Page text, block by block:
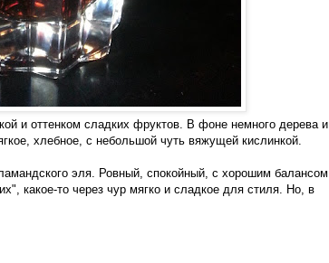
и оттенком сладких фруктов. В фоне немного дерева и
хлебное, с небольшой чуть вяжущей кислинкой.
эля. Ровный, спокойный, с хорошим балансом.
какое-то через чур мягко и сладкое для стиля. Но, в